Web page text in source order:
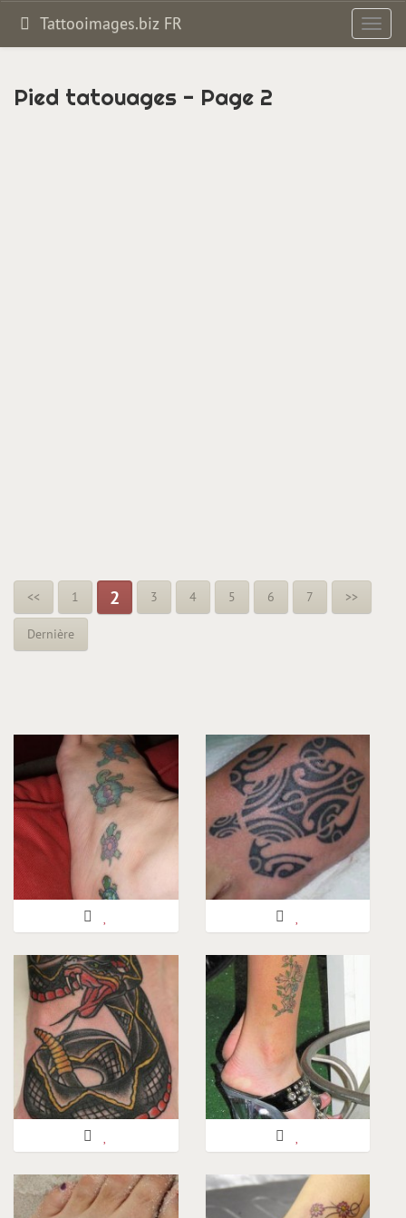
la
Tattooimages.biz FR
Pied tatouages - Page 2
<< 1 2 3 4 5 6 7 >>
Dernière